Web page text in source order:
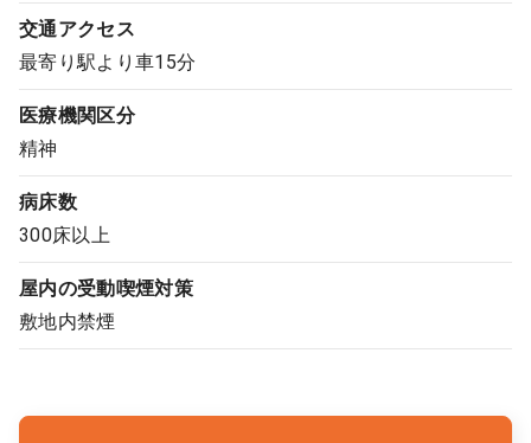
クリニック開業
DtoDとは
お問合せ
採用をお考えの医療機関の方
交通アクセス
最寄り駅より車15分
医療機関区分
精神
病床数
300床以上
屋内の受動喫煙対策
敷地内禁煙